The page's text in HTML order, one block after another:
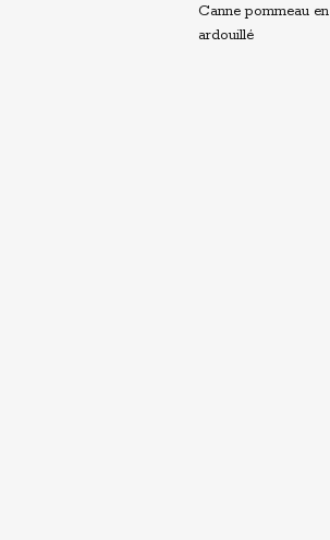
Canne pommeau en
ardouillé